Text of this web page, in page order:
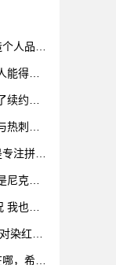
人品
得到
约一
刺以
注拼下
克斯
也告
染红离
，希望